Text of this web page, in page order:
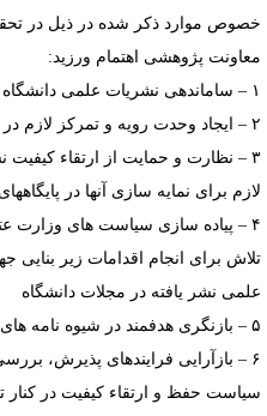
موارد ذکر شده در ذیل در تحقق
پژوهشی اهتمام ورزید:
۳ – نظارت و حمایت از ارتقاء کیفیت
برای نمایه سازی آنها در پایگاههای
۴ – پیاده سازی سیاست های وزارت
برای انجام اقدامات زیر بنایی
نشر یافته در مجلات دانشگاه
۶ – بازآرایی فرایندهای پذیرش،
حفظ و ارتقاء کیفیت در کنار